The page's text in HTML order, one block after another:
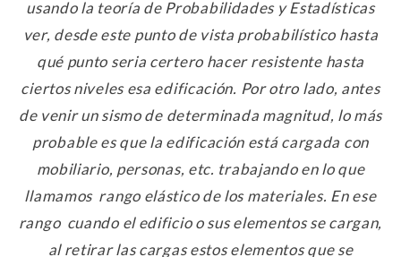
usando la teoría de Probabilidades y Estadísticas
ver, desde este punto de vista probabilístico hasta
qué punto seria certero hacer resistente hasta
ciertos niveles esa edificación. Por otro lado, antes
de venir un sismo de determinada magnitud, lo más
probable es que la edificación está cargada con
mobiliario, personas, etc. trabajando en lo que
llamamos rango elástico de los materiales. En ese
rango cuando el edificio o sus elementos se cargan,
al retirar las cargas estos elementos que se